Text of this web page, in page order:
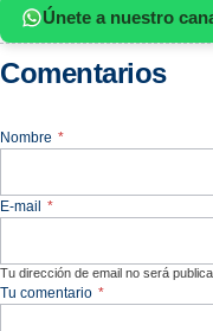
Únete a nuestro
Comentarios
Nombre *
E-mail *
Tu dirección de email no será
Tu comentario *